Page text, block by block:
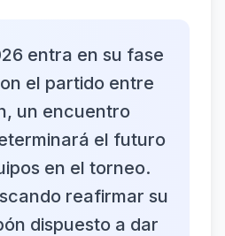
entra en su fase
el partido entre
un encuentro
el futuro
en el torneo.
reafirmar su
dispuesto a dar